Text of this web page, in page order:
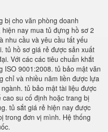
bị cho văn phòng doanh
nay mua tủ đựng hồ sơ 2
nhu cầu và yêu cầu tất yếu
tủ hồ sơ giá rẻ được sản xuất
Với các các tiêu chuẩn khắt
ISO 9001:2008. tủ bảo mật văn
chỉ và nhiều năm liền được lựa
tủ bảo mật tài liệu được
su cố định hoặc trang bị
tủ sắt giá rẻ hiện nay được
trong đơn vị mình. Hệ thống